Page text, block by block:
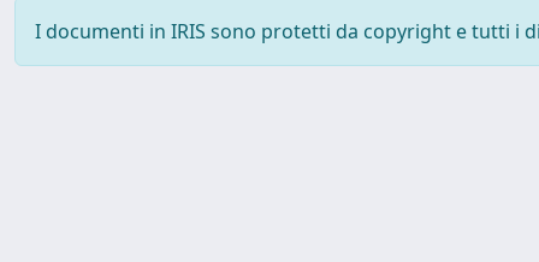
I documenti in IRIS sono protetti da copyright e tutti i